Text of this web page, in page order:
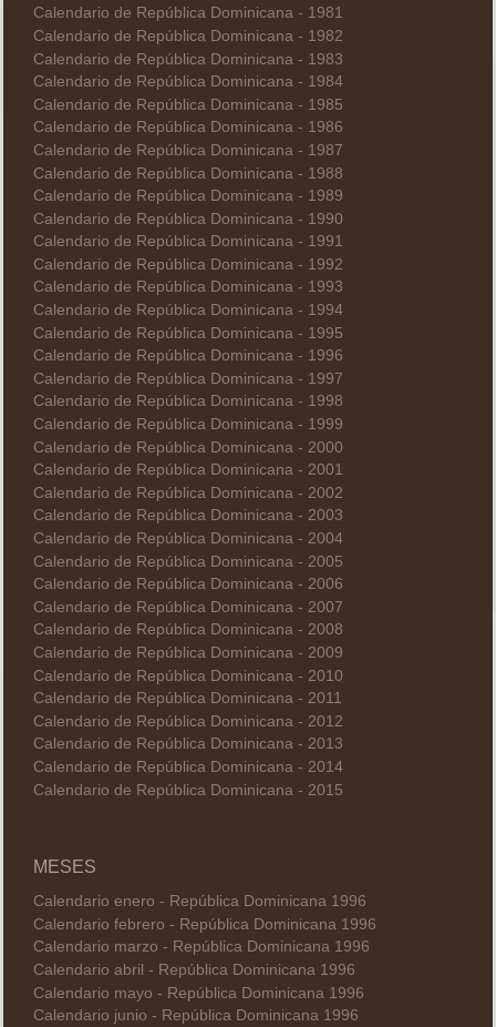
Calendario de República Dominicana - 1981
Calendario de República Dominicana - 1982
Calendario de República Dominicana - 1983
Calendario de República Dominicana - 1984
Calendario de República Dominicana - 1985
Calendario de República Dominicana - 1986
Calendario de República Dominicana - 1987
Calendario de República Dominicana - 1988
Calendario de República Dominicana - 1989
Calendario de República Dominicana - 1990
Calendario de República Dominicana - 1991
Calendario de República Dominicana - 1992
Calendario de República Dominicana - 1993
Calendario de República Dominicana - 1994
Calendario de República Dominicana - 1995
Calendario de República Dominicana - 1996
Calendario de República Dominicana - 1997
Calendario de República Dominicana - 1998
Calendario de República Dominicana - 1999
Calendario de República Dominicana - 2000
Calendario de República Dominicana - 2001
Calendario de República Dominicana - 2002
Calendario de República Dominicana - 2003
Calendario de República Dominicana - 2004
Calendario de República Dominicana - 2005
Calendario de República Dominicana - 2006
Calendario de República Dominicana - 2007
Calendario de República Dominicana - 2008
Calendario de República Dominicana - 2009
Calendario de República Dominicana - 2010
Calendario de República Dominicana - 2011
Calendario de República Dominicana - 2012
Calendario de República Dominicana - 2013
Calendario de República Dominicana - 2014
Calendario de República Dominicana - 2015
MESES
Calendario enero - República Dominicana 1996
Calendario febrero - República Dominicana 1996
Calendario marzo - República Dominicana 1996
Calendario abril - República Dominicana 1996
Calendario mayo - República Dominicana 1996
Calendario junio - República Dominicana 1996